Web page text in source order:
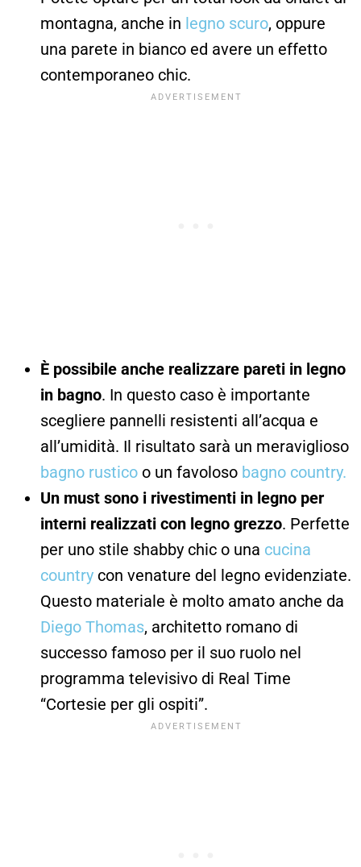
montagna, anche in legno scuro, oppure
una parete in bianco ed avere un effetto
contemporaneo chic.
È possibile anche realizzare pareti in legno
in bagno. In questo caso è importante
scegliere pannelli resistenti all’acqua e
all’umidità. Il risultato sarà un meraviglioso
bagno rustico o un favoloso bagno country.
Un must sono i rivestimenti in legno per
interni realizzati con legno grezzo. Perfette
per uno stile shabby chic o una cucina
country con venature del legno evidenziate.
Questo materiale è molto amato anche da
Diego Thomas, architetto romano di
successo famoso per il suo ruolo nel
programma televisivo di Real Time
“Cortesie per gli ospiti”.